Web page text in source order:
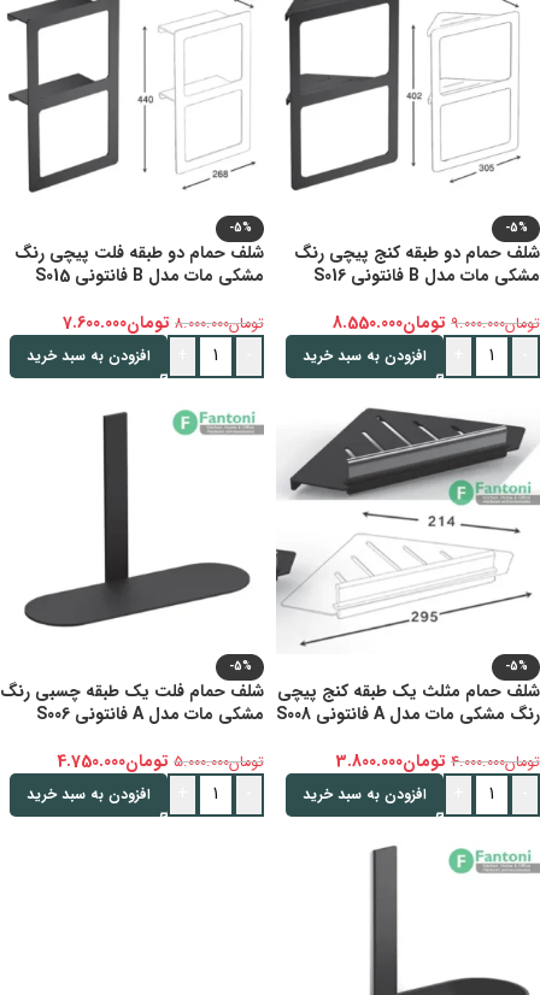
-5%
شلف حمام دو طبقه کنج پیچی رنگ
مشکی مات مدل B فانتونی S016
تومان9.000.000 تومان8.550.000
افزودن به سبد خرید
-5%
شلف حمام دو طبقه فلت پیچی رنگ
مشکی مات مدل B فانتونی S015
تومان8.000.000 تومان7.600.000
افزودن به سبد خرید
-5%
شلف حمام مثلث یک طبقه کنج پیچی
رنگ مشکی مات مدل A فانتونی S008
تومان4.000.000 تومان3.800.000
افزودن به سبد خرید
-5%
شلف حمام فلت یک طبقه چسبی رنگ
مشکی مات مدل A فانتونی S006
تومان5.000.000 تومان4.750.000
افزودن به سبد خرید